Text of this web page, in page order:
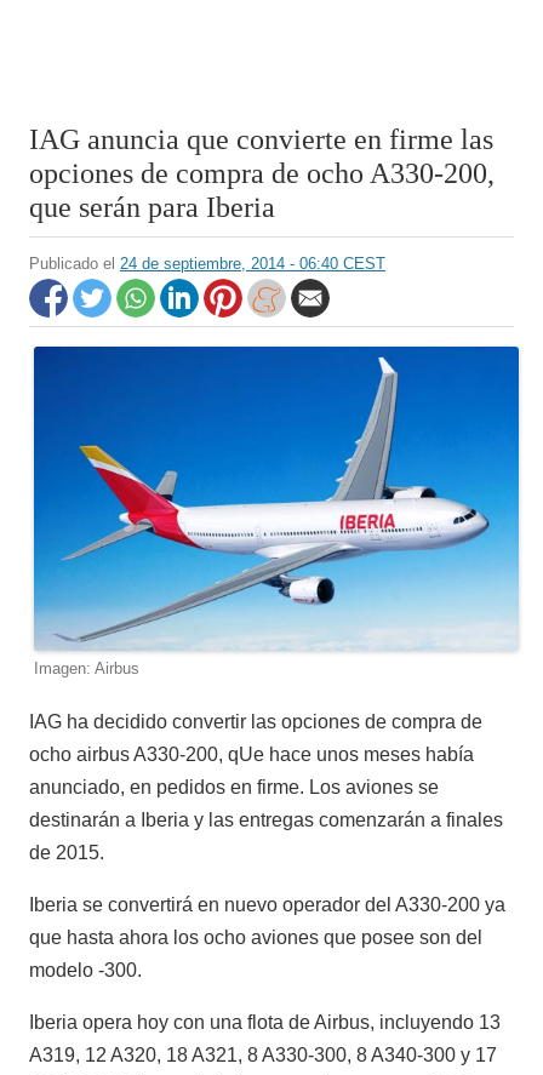
IAG anuncia que convierte en firme las
opciones de compra de ocho A330-200,
que serán para Iberia
Publicado el 24 de septiembre, 2014 - 06:40 CEST
Imagen: Airbus
IAG ha decidido convertir las opciones de compra de
ocho airbus A330-200, qUe hace unos meses había
anunciado, en pedidos en firme. Los aviones se
destinarán a Iberia y las entregas comenzarán a finales
de 2015.
Iberia se convertirá en nuevo operador del A330-200 ya
que hasta ahora los ocho aviones que posee son del
modelo -300.
Iberia opera hoy con una flota de Airbus, incluyendo 13
A319, 12 A320, 18 A321, 8 A330-300, 8 A340-300 y 17